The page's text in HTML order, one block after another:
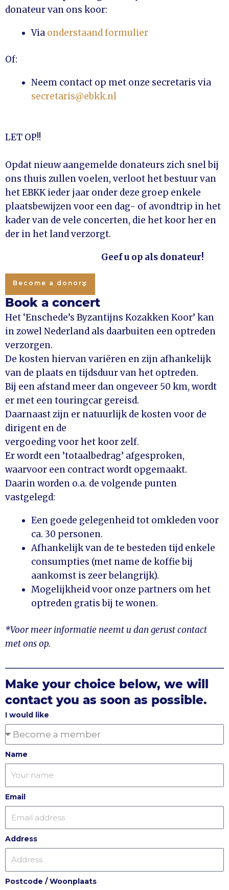
donateur van ons koor:
Via onderstaand formulier
Of:
Neem contact op met onze secretaris via
secretaris@ebkk.nl
LET OP!!
Opdat nieuw aangemelde donateurs zich snel bij
ons thuis zullen voelen, verloot het bestuur van
het EBKK ieder jaar onder deze groep enkele
plaatsbewijzen voor een dag- of avondtrip in het
kader van de vele concerten, die het koor her en
der in het land verzorgt.
Geef u op als donateur!
Become a donor
Book a concert
Het ‘Enschede’s Byzantijns Kozakken Koor’ kan
in zowel Nederland als daarbuiten een optreden
verzorgen.
De kosten hiervan variëren en zijn afhankelijk
van de plaats en tijdsduur van het optreden.
Bij een afstand meer dan ongeveer 50 km, wordt
er met een touringcar gereisd.
Daarnaast zijn er natuurlijk de kosten voor de
dirigent en de
vergoeding voor het koor zelf.
Er wordt een ’totaalbedrag’ afgesproken,
waarvoor een contract wordt opgemaakt.
Daarin worden o.a. de volgende punten
vastgelegd:
Een goede gelegenheid tot omkleden voor
ca. 30 personen.
Afhankelijk van de te besteden tijd enkele
consumpties (met name de koffie bij
aankomst is zeer belangrijk).
Mogelijkheid voor onze partners om het
optreden gratis bij te wonen.
*Voor meer informatie neemt u dan gerust contact
met ons op.
Make your choice below, we will
contact you as soon as possible.
I would like
Name
Email
Address
Postcode / Woonplaats